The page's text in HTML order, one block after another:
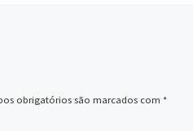
obrigatórios são marcados com *